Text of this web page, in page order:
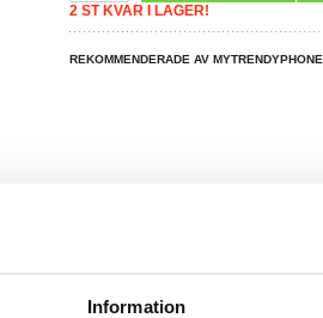
Information
2 ST KVAR I LAGER!
REKOMMENDERADE AV MYTRENDYPHONE